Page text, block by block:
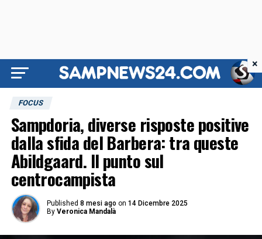
FOCUS
Sampdoria, diverse risposte positive
dalla sfida del Barbera: tra queste
Abildgaard. Il punto sul
centrocampista
Published 8 mesi ago on 14 Dicembre 2025
By Veronica Mandalà
×